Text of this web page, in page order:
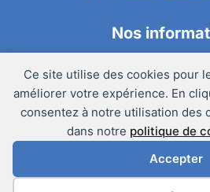
Ce site utilise des cookies pour
améliorer votre expérience. En
consentez à notre utilisation des
dans notre politique de
Accepter
Nos
Politique de
Politique de
Mentions
@Copyright 2024 – Les